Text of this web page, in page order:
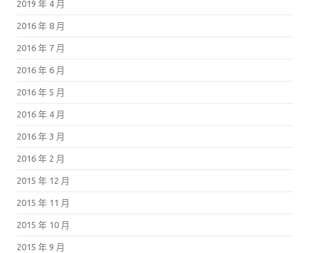
2019 年 4 月
2016 年 8 月
2016 年 7 月
2016 年 6 月
2016 年 5 月
2016 年 4 月
2016 年 3 月
2016 年 2 月
2015 年 12 月
2015 年 11 月
2015 年 10 月
2015 年 9 月